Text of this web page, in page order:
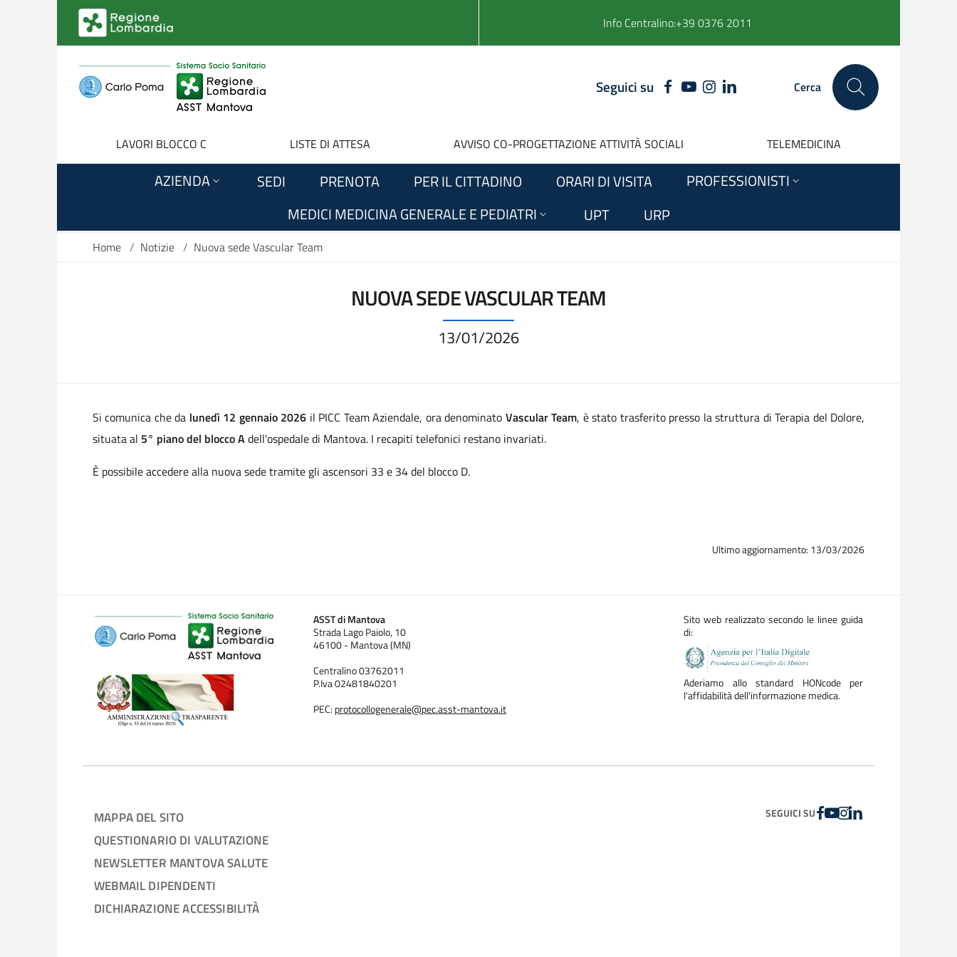
Salta al contenuto principale
Info Centralino:+39 0376 2011
Seguici suFACEBOOK
YOUTUBE
INSTAGRAM
LINKEDIN Cerca
LAVORI BLOCCO C LISTE DI ATTESA AVVISO CO-PROGETTAZIONE ATTIVITÀ SOCIALI TELEMEDICINA
AZIENDA SEDI PRENOTA PER IL CITTADINO ORARI DI VISITA
PROFESSIONISTI
MEDICI MEDICINA GENERALE E PEDIATRI
UPT URP
Home / Notizie / Nuova sede Vascular Team
NUOVA SEDE VASCULAR TEAM
13/01/2026
Si comunica che da lunedì 12 gennaio 2026 il PICC Team Aziendale, ora denominato Vascular Team, è stato trasferito presso la struttura di Terapia del Dolore,
situata al 5° piano del blocco Adell'ospedale di Mantova. I recapiti telefonici restano invariati.
È possibile accedere alla nuova sede tramite gli ascensori 33 e 34 del blocco D.
Ultimo aggiornamento: 13/03/2026
ASST di Mantova
Strada Lago Paiolo, 10
46100 - Mantova (MN)
Centralino 03762011
P.Iva 02481840201
PEC: protocollogenerale@pec.asst-mantova.it
Sito web realizzato secondo le linee guida
di:
Aderiamo allo standard HONcode per
l'affidabilità dell'informazione medica.
MAPPA DEL SITO
QUESTIONARIO DI VALUTAZIONE
NEWSLETTER MANTOVA SALUTE
WEBMAIL DIPENDENTI
DICHIARAZIONE ACCESSIBILITÀ
SEGUICI SUFACEBOOK
YOUTUBE
INSTAGRAM
LINKEDIN